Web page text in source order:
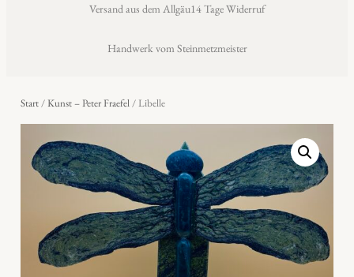
Versand aus dem Allgäu14 Tage Widerruf
Handwerk vom Steinmetzmeister
Start/Kunst – Peter Fraefel/ Libelle